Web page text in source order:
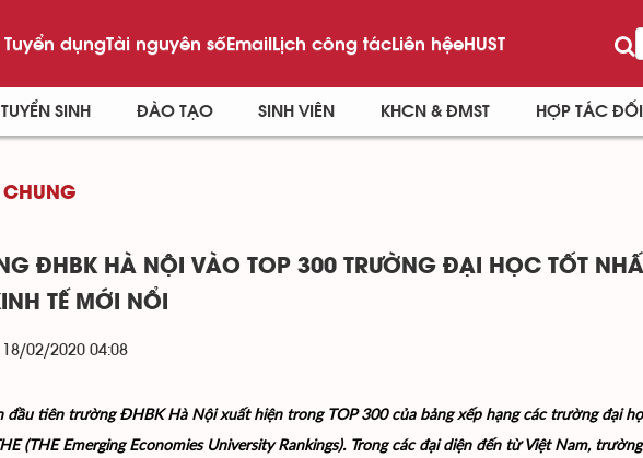
Tuyển dụngTài nguyên sốEmailLịch công tácLiên hệeHUST
TUYỂN SINH ĐÀO TẠO SINH VIÊN KHCN & ĐMST HỢP TÁC
ĐHBK HÀ NỘI VÀO TOP 300 TRƯỜNG ĐẠI HỌC TỐT
TẾ MỚI NỔI
18/02/2020 04:08
đầu tiên trường ĐHBK Hà Nội xuất hiện trong TOP 300 của bảng xếp hạng các trường đại
(THE Emerging Economies University Rankings). Trong các đại diện đến từ Việt Nam,